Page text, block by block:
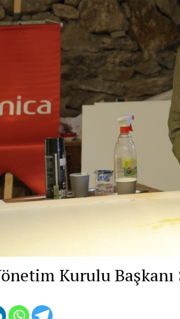
Kurulu Başkanı